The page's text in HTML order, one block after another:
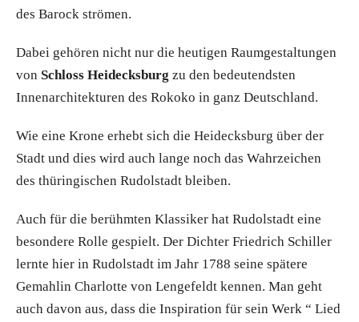
des Barock strömen.
Dabei gehören nicht nur die heutigen Raumgestaltungen
von Schloss Heidecksburg zu den bedeutendsten
Innenarchitekturen des Rokoko in ganz Deutschland.
Wie eine Krone erhebt sich die Heidecksburg über der
Stadt und dies wird auch lange noch das Wahrzeichen
des thüringischen Rudolstadt bleiben.
Auch für die berühmten Klassiker hat Rudolstadt eine
besondere Rolle gespielt. Der Dichter Friedrich Schiller
lernte hier in Rudolstadt im Jahr 1788 seine spätere
Gemahlin Charlotte von Lengefeldt kennen. Man geht
auch davon aus, dass die Inspiration für sein Werk “ Lied